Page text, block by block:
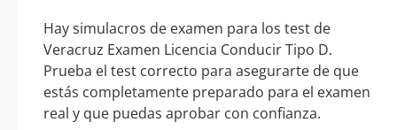
Hay simulacros de examen para los test de
Veracruz Examen Licencia Conducir Tipo D.
Prueba el test correcto para asegurarte de que
estás completamente preparado para el examen
real y que puedas aprobar con confianza.